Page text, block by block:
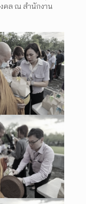
คล ณ สำนักงาน